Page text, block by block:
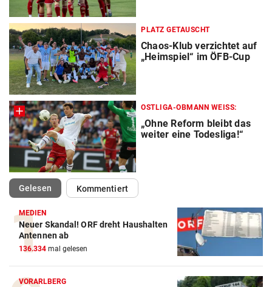
PLATZ GETAUSCHT
Chaos-Klub verzichtet auf
„Heimspiel“ im ÖFB-Cup
OSTLIGA-OBMANN WEISS:
„Ohne Reform bleibt das
weiter eine Todesliga!“
Gelesen(ausgewählt)Kommentiert
MEDIEN
Neuer Skandal! ORF dreht Haushalten
Antennen ab
136.334 mal gelesen
VORARLBERG
Action-Cam Vergleich
ZUM VERGLEICH
Crosstrainer Vergleich